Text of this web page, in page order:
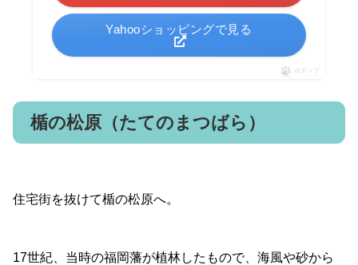
Yahooショッピングで見る
ポチップ
楯の松原（たてのまつばら）
住宅街を抜けて楯の松原へ。
17世紀、当時の福岡藩が植林したもので、海風や砂から